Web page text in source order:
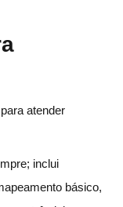
atender
inclui
básico,